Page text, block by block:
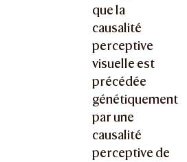
que la
causalité
perceptive
visuelle est
précédée
génétiquement
par une
causalité
perceptive de